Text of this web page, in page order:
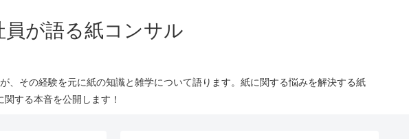
員が語る紙コンサル
その経験を元に紙の知識と雑学について語ります。紙に関する悩みを解決する紙
する本音を公開します！